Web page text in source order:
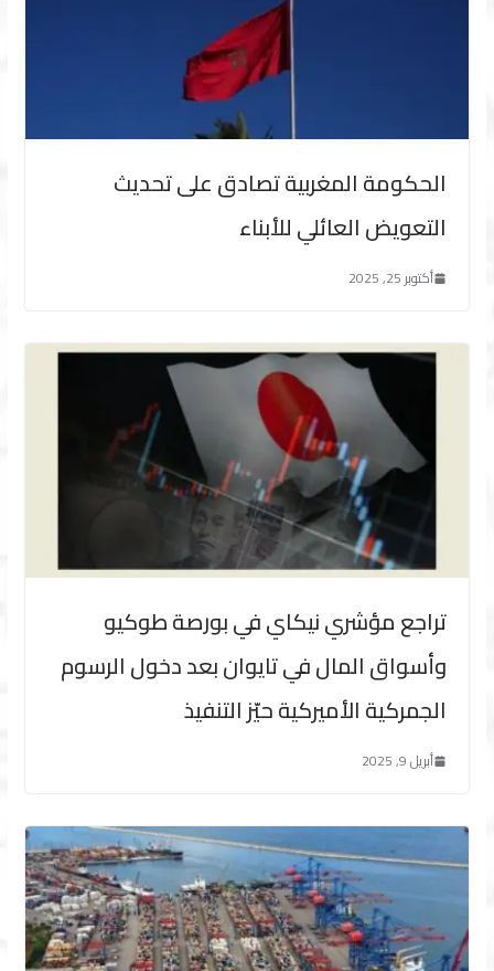
الحكومة المغربية تصادق على تحديث
التعويض العائلي للأبناء
أكتوبر 25, 2025
تراجع مؤشري نيكاي في بورصة طوكيو
وأسواق المال في تايوان بعد دخول الرسوم
الجمركية الأميركية حيّز التنفيذ
أبريل 9, 2025